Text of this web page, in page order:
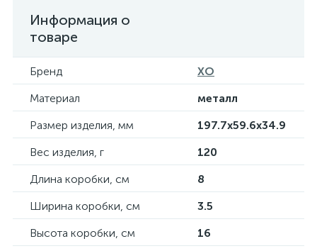
Информация о
товаре
Бренд
XO
Материал
металл
Размер изделия, мм
197.7х59.6х34.9
Вес изделия, г
120
Длина коробки, см
8
Ширина коробки, см
3.5
Высота коробки, см
16